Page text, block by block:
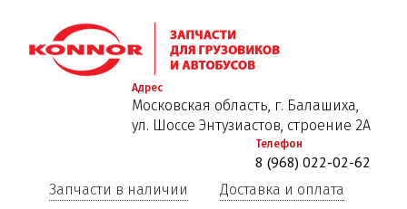
к
основному
Адрес
Московская область, г. Балашиха,
ул. Шоссе Энтузиастов, строение 2А
Телефон
8 (968) 022-02-62
Запчасти в наличии
Доставка и оплата